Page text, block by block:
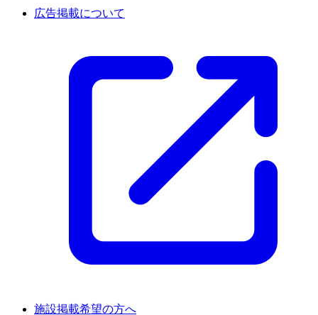
広告掲載について
施設掲載希望の方へ